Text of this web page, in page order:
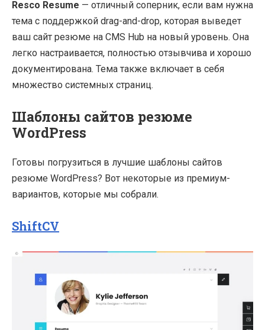
Resco Resume — отличный соперник, если вам нужна
тема с поддержкой drag-and-drop, которая выведет
ваш сайт резюме на CMS Hub на новый уровень. Она
легко настраивается, полностью отзывчива и хорошо
документирована. Тема также включает в себя
множество системных страниц.
Шаблоны сайтов резюме
WordPress
Готовы погрузиться в лучшие шаблоны сайтов
резюме WordPress? Вот некоторые из премиум-
вариантов, которые мы собрали.
ShiftCV